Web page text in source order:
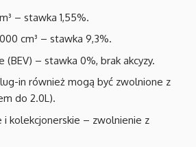
– stawka 1,55%.
cm³ – stawka 9,3%.
(BEV) – stawka 0%, brak akcyzy.
in również mogą być zwolnione z
do 2.0L).
i kolekcjonerskie – zwolnienie z